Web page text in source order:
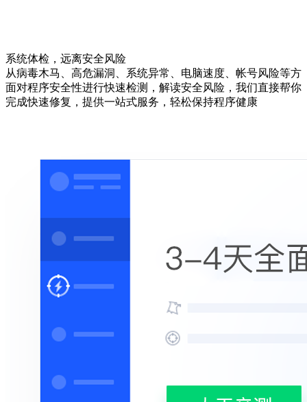
系统体检，远离安全风险
从病毒木马、高危漏洞、系统异常、电脑速度、帐号风险等方
面对程序安全性进行快速检测，解读安全风险，我们直接帮你
完成快速修复，提供一站式服务，轻松保持程序健康